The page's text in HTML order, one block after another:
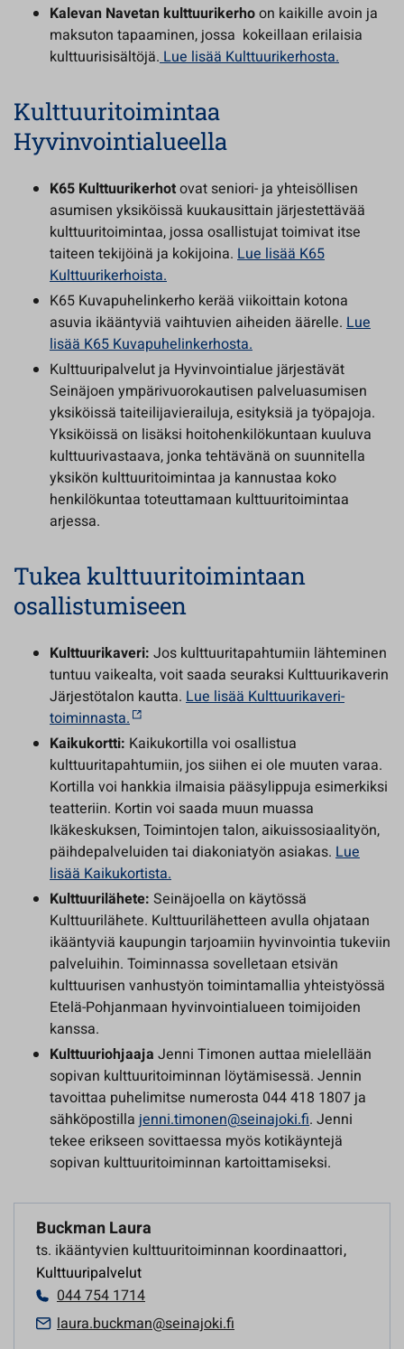
Kalevan Navetan kulttuurikerhoon kaikille avoin ja
maksuton tapaaminen, jossa kokeillaan erilaisia
kulttuurisisältöjä.Lue lisää Kulttuurikerhosta.
Kulttuuritoimintaa
Hyvinvointialueella
K65 Kulttuurikerhotovat seniori- ja yhteisöllisen
asumisen yksiköissä kuukausittain järjestettävää
kulttuuritoimintaa, jossa osallistujat toimivat itse
taiteen tekijöinä ja kokijoina. Lue lisää K65
Kulttuurikerhoista.
K65 Kuvapuhelinkerho kerää viikoittain kotona
asuvia ikääntyviä vaihtuvien aiheiden äärelle. Lue
lisää K65 Kuvapuhelinkerhosta.
Kulttuuripalvelut ja Hyvinvointialue järjestävät
Seinäjoen ympärivuorokautisen palveluasumisen
yksiköissä taiteilijavierailuja, esityksiä ja työpajoja.
Yksiköissä on lisäksi hoitohenkilökuntaan kuuluva
kulttuurivastaava, jonka tehtävänä on suunnitella
yksikön kulttuuritoimintaa ja kannustaa koko
henkilökuntaa toteuttamaan kulttuuritoimintaa
arjessa.
Tukea kulttuuritoimintaan
osallistumiseen
Kulttuurikaveri: Jos kulttuuritapahtumiin lähteminen
tuntuu vaikealta, voit saada seuraksi Kulttuurikaverin
Järjestötalon kautta. Lue lisää Kulttuurikaveri-
toiminnasta.
Kaikukortti: Kaikukortilla voi osallistua
kulttuuritapahtumiin, jos siihen ei ole muuten varaa.
Kortilla voi hankkia ilmaisia pääsylippuja esimerkiksi
teatteriin. Kortin voi saada muun muassa
Ikäkeskuksen, Toimintojen talon, aikuissosiaalityön,
päihdepalveluiden tai diakoniatyön asiakas. Lue
lisää Kaikukortista.
Kulttuurilähete: Seinäjoella on käytössä
Kulttuurilähete. Kulttuurilähetteen avulla ohjataan
ikääntyviä kaupungin tarjoamiin hyvinvointia tukeviin
palveluihin. Toiminnassa sovelletaan etsivän
kulttuurisen vanhustyön toimintamallia yhteistyössä
Etelä-Pohjanmaan hyvinvointialueen toimijoiden
kanssa.
Kulttuuriohjaaja Jenni Timonen auttaa mielellään
sopivan kulttuuritoiminnan löytämisessä. Jennin
tavoittaa puhelimitse numerosta 044 418 1807 ja
sähköpostilla jenni.timonen@seinajoki.fi. Jenni
tekee erikseen sovittaessa myös kotikäyntejä
sopivan kulttuuritoiminnan kartoittamiseksi.
Buckman Laura
ts. ikääntyvien kulttuuritoiminnan koordinaattori,
Kulttuuripalvelut
044 754 1714
laura.buckman@seinajoki.fi